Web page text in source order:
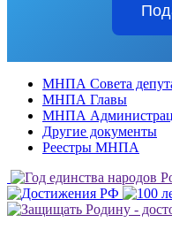
МНПА Совета
МНПА Главы
МНПА
Другие документы
Реестры МНПА